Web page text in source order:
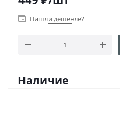
Нашли дешевле?
Наличие